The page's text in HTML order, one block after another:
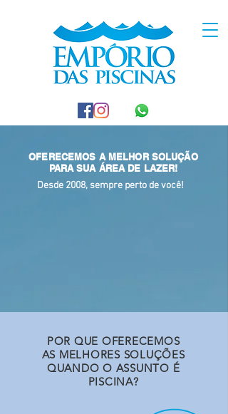
OFERECEMOS A MELHOR SOLUÇÃO
PARA SUA ÁREA DE LAZER!
Desde 2008, sempre perto de você!
POR QUE OFERECEMOS
AS MELHORES SOLUÇÕES
QUANDO O ASSUNTO É
PISCINA?